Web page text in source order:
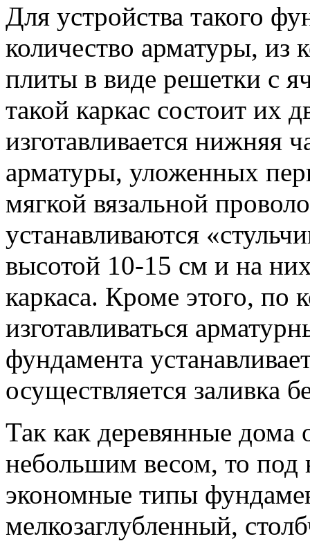
Для устройства такого
количество арматуры, из
плиты в виде решетки с
такой каркас состоит их
изготавливается нижняя
арматуры, уложенных
мягкой вязальной
устанавливаются
высотой 10-15 см и на
каркаса. Кроме этого, по
изготавливаться
фундамента
осуществляется заливка
Так как деревянные дома
небольшим весом, то
экономные типы
мелкозаглубленный,